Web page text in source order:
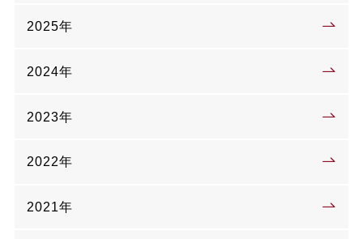
2025年
2024年
2023年
2022年
2021年